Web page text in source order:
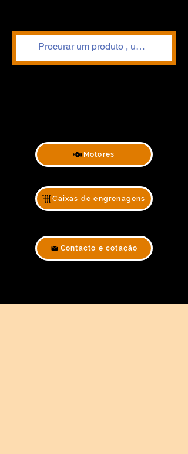
Motores
Caixas de engrenagens
Contacto e cotação